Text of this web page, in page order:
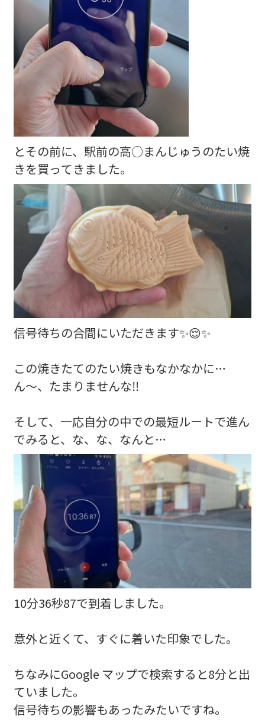
とその前に、駅前の高○まんじゅうのたい焼
きを買ってきました。
信号待ちの合間にいただきます✨😌✨
この焼きたてのたい焼きもなかなかに…
ん～、たまりませんな‼️
そして、一応自分の中での最短ルートで進ん
でみると、な、な、なんと…
10分36秒87で到着しました。
意外と近くて、すぐに着いた印象でした。
ちなみにGoogle マップで検索すると8分と出
ていました。
信号待ちの影響もあったみたいですね。